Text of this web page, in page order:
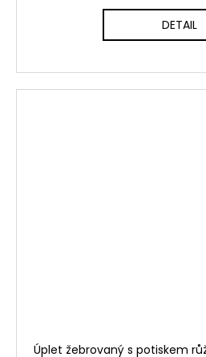
DETAIL
Úplet žebrovaný s potiskem